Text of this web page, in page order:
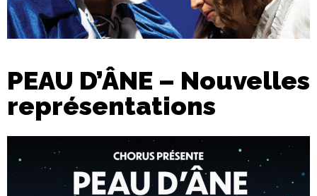
PEAU D’ÂNE – Nouvelles
représentations